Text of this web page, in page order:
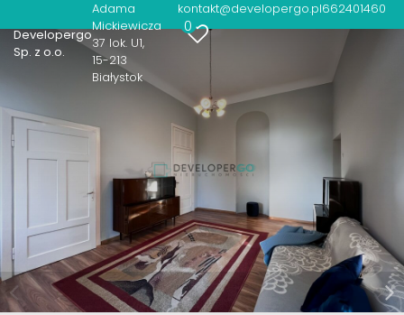
Developergo
Sp. z o.o.
Adama
Mickiewicza
37 lok. U1
15-213
Białystok
kontakt@developergo.pl662401460
0